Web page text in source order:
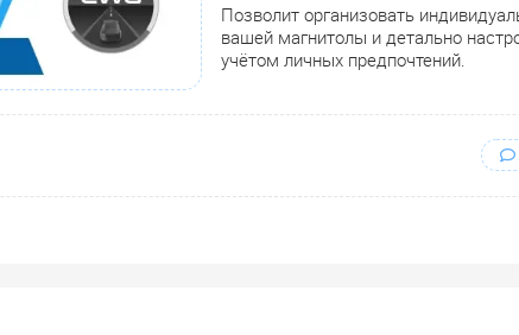
Позволит организовать
вашей магнитолы и детально
учётом личных предпочтений.